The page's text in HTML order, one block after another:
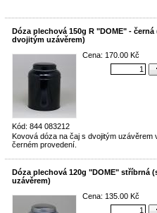
Dóza plechová 150g R "DOME" - černá
dvojitým uzávěrem)
Kód: 844 083212
Cena: 170.00 Kč
Kovová dóza na čaj s dvojitým uzávěrem
černém provedení.
Dóza plechová 120g "DOME" stříbrná
uzávěrem)
Cena: 135.00 Kč